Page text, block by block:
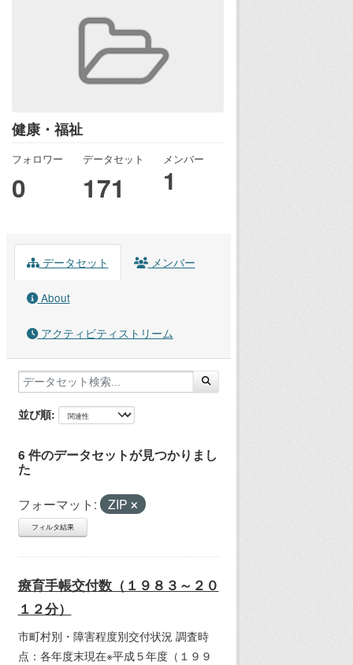
健康・福祉
フォロワー
0
データセット
171
メンバー
1
データセット メンバー
About
アクティビティストリーム
並び順
6 件のデータセットが見つかりまし
た
フォーマット: ZIP
フィルタ結果
療育手帳交付数（１９８３～２０
１２分）
市町村別・障害程度別交付状況 調査時
点：各年度末現在※平成５年度（１９９